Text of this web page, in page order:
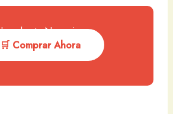
Impulsa tu Negocio
🛒 Comprar Ahora